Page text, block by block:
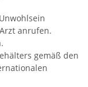
Unwohlsein
Arzt anrufen.
gemäß den